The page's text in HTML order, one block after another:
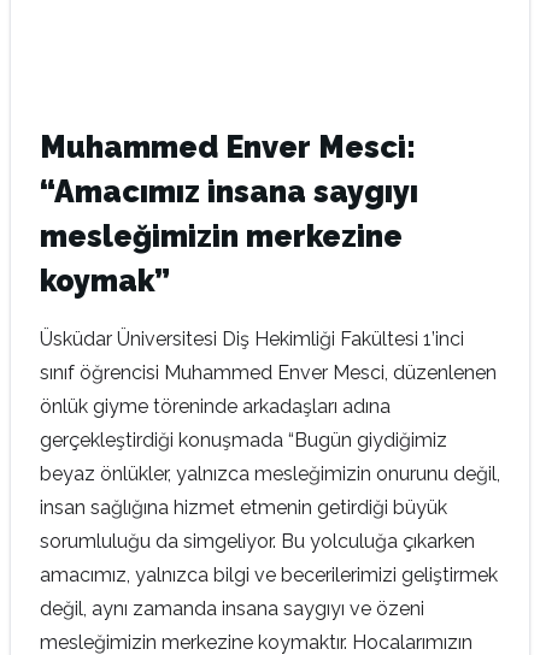
Muhammed Enver Mesci:
“Amacımız insana saygıyı
mesleğimizin merkezine
koymak”
Üsküdar Üniversitesi Diş Hekimliği Fakültesi 1’inci
sınıf öğrencisi Muhammed Enver Mesci, düzenlenen
önlük giyme töreninde arkadaşları adına
gerçekleştirdiği konuşmada “Bugün giydiğimiz
beyaz önlükler, yalnızca mesleğimizin onurunu değil,
insan sağlığına hizmet etmenin getirdiği büyük
sorumluluğu da simgeliyor. Bu yolculuğa çıkarken
amacımız, yalnızca bilgi ve becerilerimizi geliştirmek
değil, aynı zamanda insana saygıyı ve özeni
mesleğimizin merkezine koymaktır. Hocalarımızın